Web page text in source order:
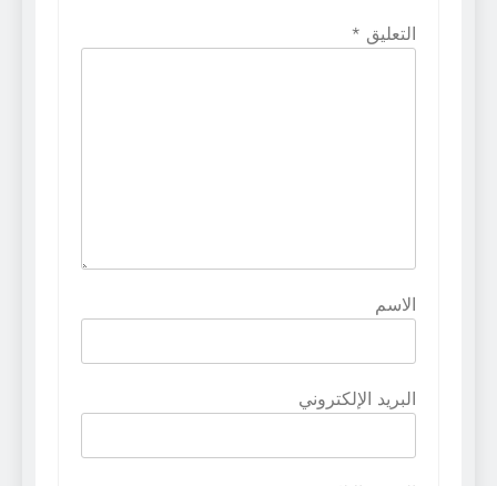
التعليق *
الاسم
البريد الإلكتروني